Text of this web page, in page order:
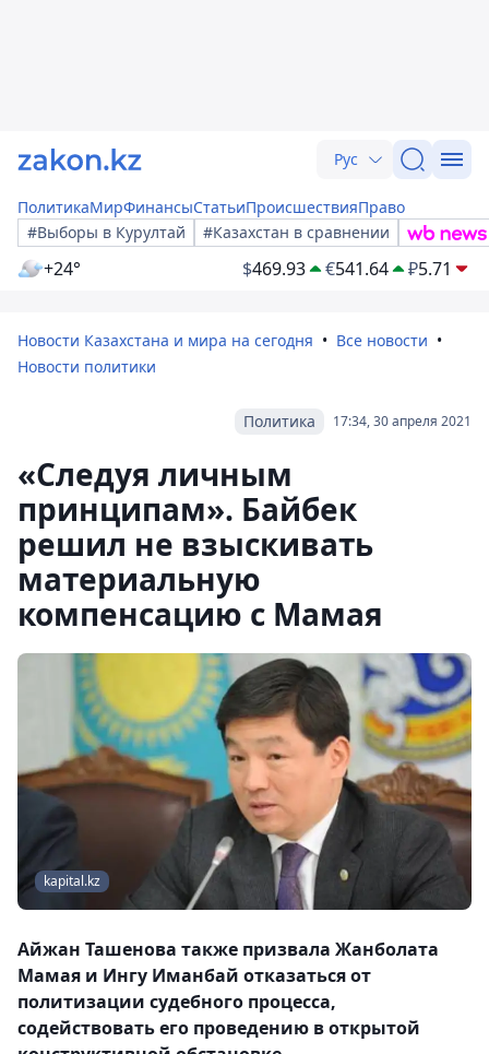
Рус
ПолитикаМирФинансыСтатьиПроисшествияПраво
#Выборы в Курултай
#Казахстан в сравнении
+24° $469.93 €541.64 ₽5.71
Новости Казахстана и мира на сегодня
Все новости
Новости политики
17:34, 30 апреля 2021
Политика
«Следуя личным
принципам». Байбек
решил не взыскивать
материальную
компенсацию с Мамая
kapital.kz
Айжан Ташенова также призвала Жанболата
Мамая и Ингу Иманбай отказаться от
политизации судебного процесса,
содействовать его проведению в открытой